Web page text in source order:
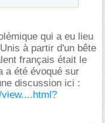
qui a eu lieu
à partir d'un bête
français était le
a été évoqué sur
discussion ici :